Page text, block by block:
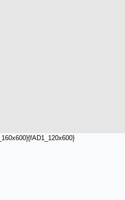
{fAD1_120x600}